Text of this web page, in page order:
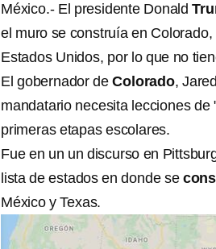
México.- El presidente Donald
el muro se construía en
Estados Unidos, por lo que no
El gobernador deColorado,
mandatario necesita lecciones
primeras etapas escolares.
Fue en un un discurso en
lista de estados en donde se
México y Texas.